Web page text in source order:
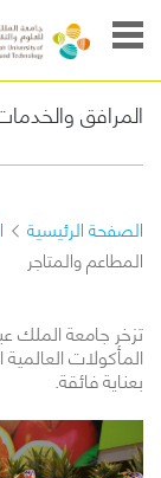
المرافق
نظرة عامة
الخدماتالصحية
المطاعموالمتاجر
الصفحة الرئيسية
المطاعم والمتاجر
تزخر جامعة الملك
المأكولات
بعناية فائقة.